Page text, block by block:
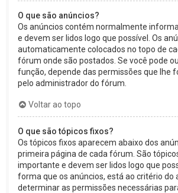
O que são anúncios?
Os anúncios contém normalmente
e devem ser lidos logo que possível. Os
automaticamente colocados no topo de
fórum onde são postados. Se você pode
função, depende das permissões que lhe
pelo administrador do fórum.
Voltar ao topo
O que são tópicos fixos?
Os tópicos fixos aparecem abaixo dos
primeira página de cada fórum. São
importante e devem ser lidos logo que
forma que os anúncios, está ao critério do
determinar as permissões necessárias